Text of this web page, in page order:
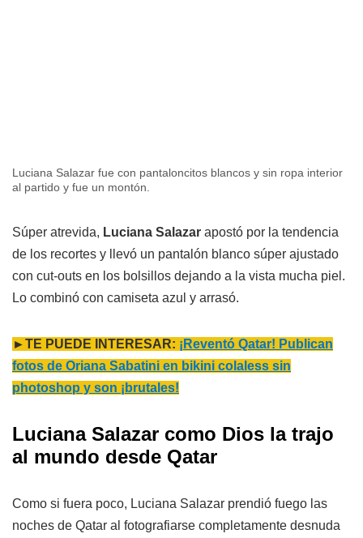
Luciana Salazar fue con pantaloncitos blancos y sin ropa interior
al partido y fue un montón.
Súper atrevida, Luciana Salazar apostó por la tendencia
de los recortes y llevó un pantalón blanco súper ajustado
con cut-outs en los bolsillos dejando a la vista mucha piel.
Lo combinó con camiseta azul y arrasó.
►TE PUEDE INTERESAR: ¡Reventó Qatar! Publican
fotos de Oriana Sabatini en bikini colaless sin
photoshop y son ¡brutales!
Luciana Salazar como Dios la trajo
al mundo desde Qatar
Como si fuera poco, Luciana Salazar prendió fuego las
noches de Qatar al fotografiarse completamente desnuda